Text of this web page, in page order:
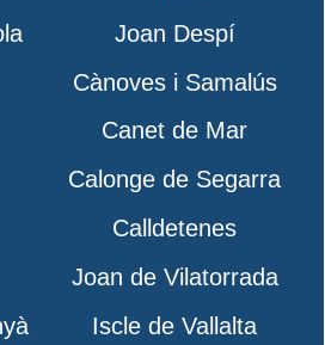
Joan Despí
Cànoves i Samalús
Canet de Mar
Calonge de Segarra
Calldetenes
Joan de Vilatorrada
Iscle de Vallalta